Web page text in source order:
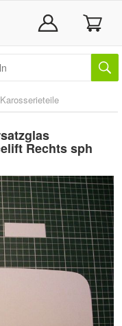
Karosserieteile
Rechts sph